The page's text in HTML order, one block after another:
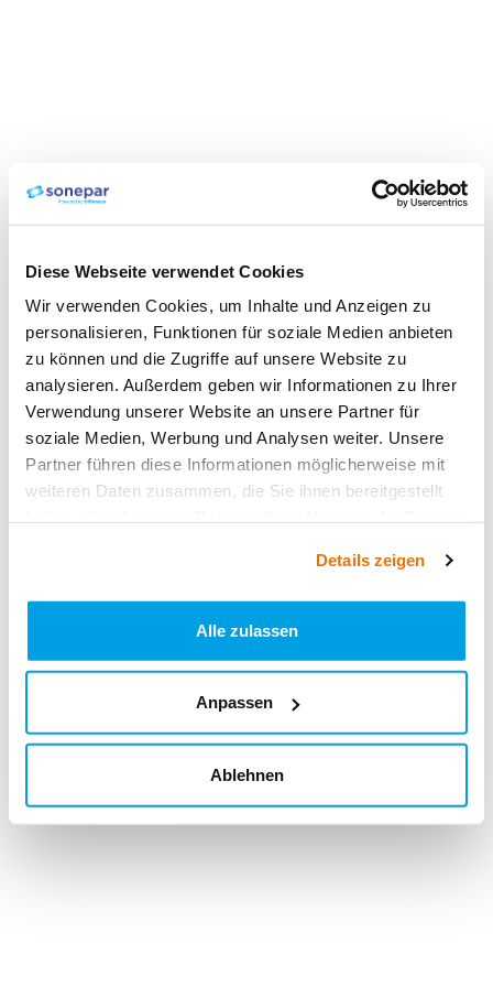
Diese Webseite verwendet Cookies
Wir verwenden Cookies, um Inhalte und Anzeigen zu
personalisieren, Funktionen für soziale Medien anbieten
zu können und die Zugriffe auf unsere Website zu
analysieren. Außerdem geben wir Informationen zu Ihrer
Verwendung unserer Website an unsere Partner für
soziale Medien, Werbung und Analysen weiter. Unsere
Partner führen diese Informationen möglicherweise mit
weiteren Daten zusammen, die Sie ihnen bereitgestellt
Details zeigen
Alle zulassen
Anpassen
Ablehnen